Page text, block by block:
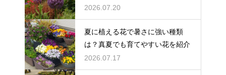
2026.07.20
夏に植える花で暑さに強い種類
は？真夏でも育てやすい花を紹介
2026.07.17